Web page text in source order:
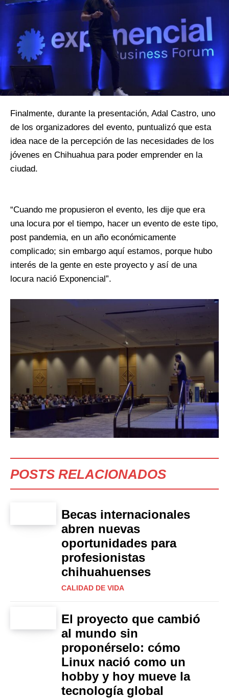
Finalmente, durante la presentación, Adal Castro, uno
de los organizadores del evento, puntualizó que esta
idea nace de la percepción de las necesidades de los
jóvenes en Chihuahua para poder emprender en la
ciudad.
“Cuando me propusieron el evento, les dije que era
una locura por el tiempo, hacer un evento de este tipo,
post pandemia, en un año económicamente
complicado; sin embargo aquí estamos, porque hubo
interés de la gente en este proyecto y así de una
locura nació Exponencial”.
POSTS RELACIONADOS
Becas internacionales
abren nuevas
oportunidades para
profesionistas
chihuahuenses
CALIDAD DE VIDA
El proyecto que cambió
al mundo sin
proponérselo: cómo
Linux nació como un
hobby y hoy mueve la
tecnología global